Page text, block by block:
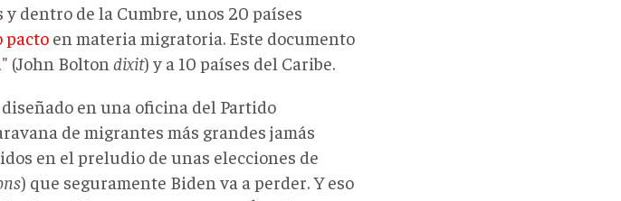
dentro de la Cumbre, unos 20 países
pacto en materia migratoria. Este documento
(John Bolton dixit) y a 10 países del Caribe.
en una oficina del Partido
de migrantes más grandes jamás
en el preludio de unas elecciones de
) que seguramente Biden va a perder. Y eso